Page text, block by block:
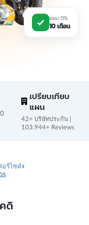
ผ่อน 0%
10 เดือน
เปรียบเทียบ
แผน
42+ บริษัทประกัน |
103,944+ Reviews
อร์ไซค์
ดิ